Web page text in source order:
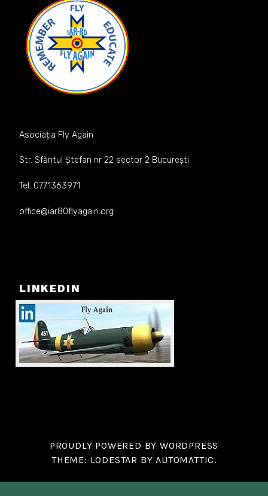
Asociația Fly Again
Str. Sfăntul Ștefan nr 22 sector 2 București
Tel. 0771363971
office@iar80flyagain.org
LINKEDIN
PROUDLY POWERED BY WORDPRESS
THEME: LODESTAR BYAUTOMATTIC.